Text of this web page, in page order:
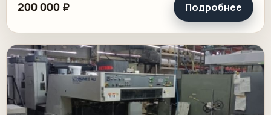
200 000 ₽ Подробнее